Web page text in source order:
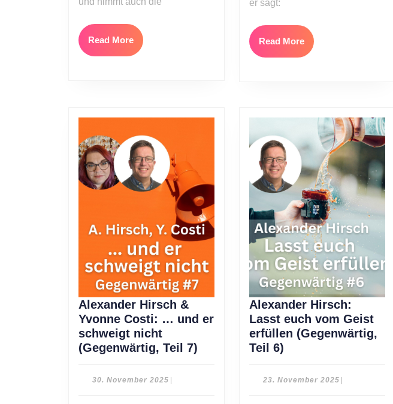
Read MoreRead
More
er sagt:
Read MoreRead
More
Alexander Hirsch &
Yvonne Costi: … und er
schweigt nicht
(Gegenwärtig, Teil 7) Alexander
30. November 2025 30.
Alexander Hirsch:
Lasst euch vom Geist
erfüllen (Gegenwärtig,
Teil 6)Alexander
Lasst
23. November 202523.